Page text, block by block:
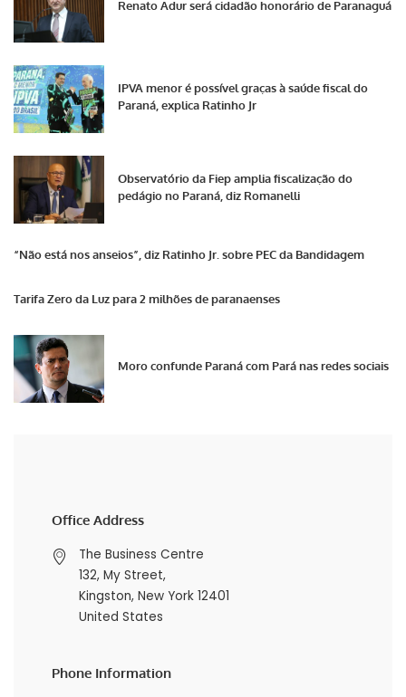
Renato Adur será cidadão honorário de Paranaguá
IPVA menor é possível graças à saúde fiscal do
Paraná, explica Ratinho Jr
Observatório da Fiep amplia fiscalização do
pedágio no Paraná, diz Romanelli
“Não está nos anseios”, diz Ratinho Jr. sobre PEC da Bandidagem
Tarifa Zero da Luz para 2 milhões de paranaenses
Moro confunde Paraná com Pará nas redes sociais
Office Address
The Business Centre
132, My Street,
Kingston, New York 12401
United States
Phone Information